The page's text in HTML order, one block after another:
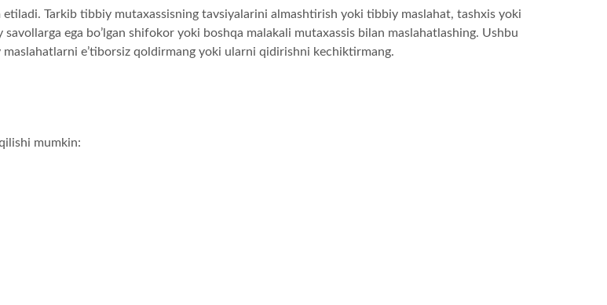
Tarkib tibbiy mutaxassisning tavsiyalarini almashtirish yoki tibbiy maslahat, tashxis yoki
ega bo’lgan shifokor yoki boshqa malakali mutaxassis bilan maslahatlashing. Ushbu
e’tiborsiz qoldirmang yoki ularni qidirishni kechiktirmang.
mumkin: